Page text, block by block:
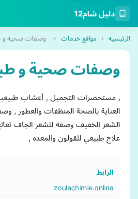
دليل شام12
الرئيسية › مواقع خدمات › وصفات صحية و
وصفات صحية و
, مستحضرات التجميل , أعشاب طبيعية
العناية بالصحة المنظفات والعطور ,
الشعر الخفيف وصفة للشعر الجاف
علاج طبيعي للقولون والمعدة ,
الرابط
zoulachimie.online